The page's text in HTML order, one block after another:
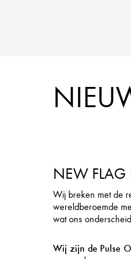
NEW
Wij breken met de
wereldberoemde
wat ons
Wij zijn de Pulse